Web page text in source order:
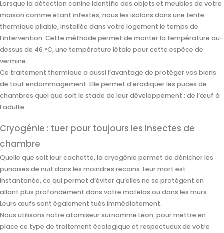
Lorsque la détection canine identifie des objets et meubles de votre
maison comme étant infestés, nous les isolons dans une tente
thermique pliable, installée dans votre logement le temps de
l’intervention. Cette méthode permet de monter la température au-
dessus de 46 °C, une température létale pour cette espèce de
vermine.
Ce traitement thermique a aussi l’avantage de protéger vos biens
de tout endommagement. Elle permet d’éradiquer les puces de
chambres quel que soit le stade de leur développement : de l’œuf à
l’adulte.
Cryogénie : tuer pour toujours les insectes de
chambre
Quelle que soit leur cachette, la cryogénie permet de dénicher les
punaises de nuit dans les moindres recoins. Leur mort est
instantanée, ce qui permet d’éviter qu’elles ne se protègent en
allant plus profondément dans votre matelas ou dans les murs.
Leurs œufs sont également tués immédiatement.
Nous utilisons notre atomiseur surnommé Léon, pour mettre en
place ce type de traitement écologique et respectueux de votre